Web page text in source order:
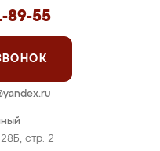
стр. 2
89-55